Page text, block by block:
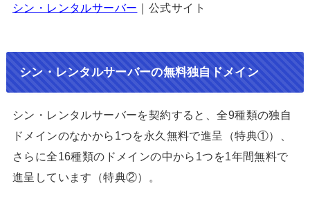
シン・レンタルサーバー ｜公式サイト
シン・レンタルサーバーの無料独自ドメイン
シン・レンタルサーバーを契約すると、全9種類の独自
ドメインのなかから1つを永久無料で進呈（特典①）、
さらに全16種類のドメインの中から1つを1年間無料で
進呈しています（特典②）。